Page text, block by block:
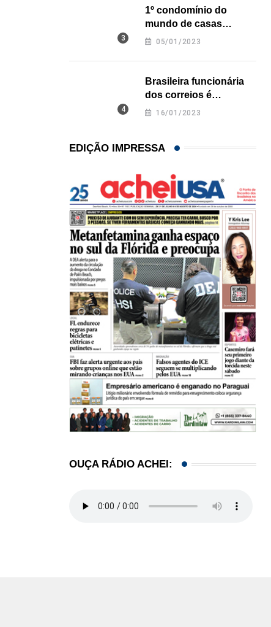
ESTADOS UNIDOS ,
05/08/2026
1º condomínio do
mundo de casas
impressas em 3D é
05/01/2023
Brasileira funcionária
dos correios é
assassinada a facadas
16/01/2023
EDIÇÃO IMPRESSA
OUÇA RÁDIO ACHEI: